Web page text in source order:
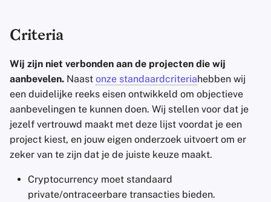
Criteria
Wij zijn niet verbonden aan de projecten die wij
aanbevelen. Naast onze standaardcriteriahebben wij
een duidelijke reeks eisen ontwikkeld om objectieve
aanbevelingen te kunnen doen. Wij stellen voor dat je
jezelf vertrouwd maakt met deze lijst voordat je een
project kiest, en jouw eigen onderzoek uitvoert om er
zeker van te zijn dat je de juiste keuze maakt.
Cryptocurrency moet standaard
private/ontraceerbare transacties bieden.